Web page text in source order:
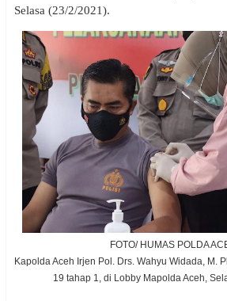
Selasa (23/2/2021).
FOTO/ HUMAS POLDA
Kapolda Aceh Irjen Pol. Drs. Wahyu Widada, M.
19 tahap 1, di Lobby Mapolda Aceh,